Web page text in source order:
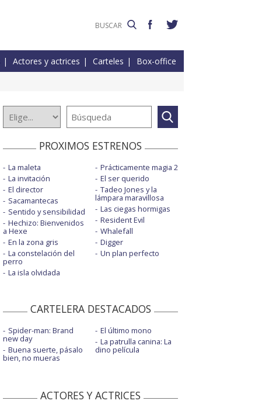
Actores y actrices Carteles Box-office
PROXIMOS ESTRENOS
La maleta
La invitación
El director
Sacamantecas
Sentido y sensibilidad
Hechizo: Bienvenidos
a Hexe
En la zona gris
La constelación del
perro
La isla olvidada
Prácticamente magia 2
El ser querido
Tadeo Jones y la
lámpara maravillosa
Las ciegas hormigas
Resident Evil
Whalefall
Digger
Un plan perfecto
CARTELERA DESTACADOS
Spider-man: Brand
new day
Buena suerte, pásalo
bien, no mueras
El último mono
La patrulla canina: La
dino película
ACTORES Y ACTRICES